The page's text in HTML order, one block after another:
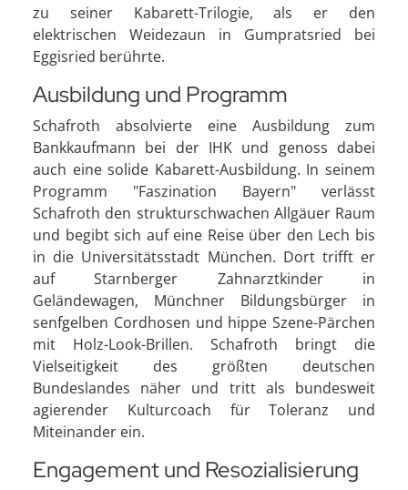
zu seiner Kabarett-Trilogie, als er den
elektrischen Weidezaun in Gumpratsried bei
Eggisried berührte.
Ausbildung und Programm
Schafroth absolvierte eine Ausbildung zum
Bankkaufmann bei der IHK und genoss dabei
auch eine solide Kabarett-Ausbildung. In seinem
Programm "Faszination Bayern" verlässt
Schafroth den strukturschwachen Allgäuer Raum
und begibt sich auf eine Reise über den Lech bis
in die Universitätsstadt München. Dort trifft er
auf Starnberger Zahnarztkinder in
Geländewagen, Münchner Bildungsbürger in
senfgelben Cordhosen und hippe Szene-Pärchen
mit Holz-Look-Brillen. Schafroth bringt die
Vielseitigkeit des größten deutschen
Bundeslandes näher und tritt als bundesweit
agierender Kulturcoach für Toleranz und
Miteinander ein.
Engagement und Resozialisierung